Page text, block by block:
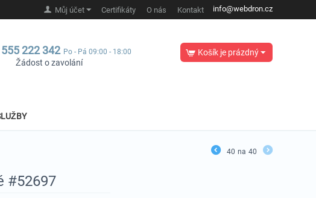
info@webdron.cz
Certifikáty O nás Kontakt
Můj účet
555 222 342 Po - Pá 09:00 - 18:00
Žádost o zavolání
Košík je prázdný
40 na 40
#52697